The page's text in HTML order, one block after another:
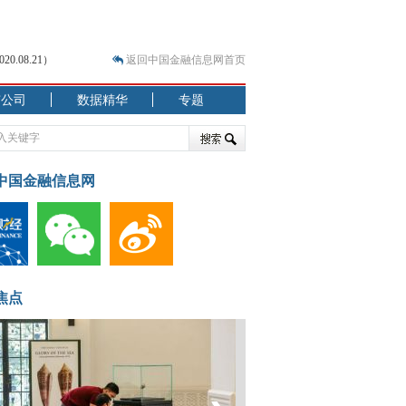
）
）
构性失衡藏
返回中国金融信息网首页
司 数据精华 专题
国金融信息网
点